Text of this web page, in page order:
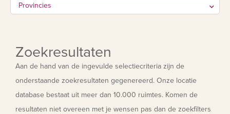
Provincies
Zoekresultaten
Aan de hand van de ingevulde selectiecriteria zijn de
onderstaande zoekresultaten gegenereerd. Onze locatie
database bestaat uit meer dan 10.000 ruimtes. Komen de
resultaten niet overeen met je wensen pas dan de zoekfilters